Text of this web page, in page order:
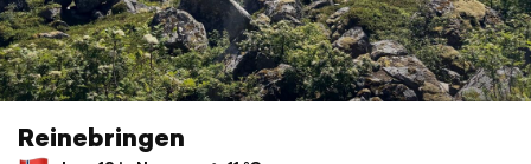
Reinebringen